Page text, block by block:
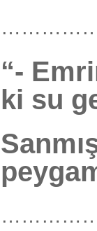
“-
ki su